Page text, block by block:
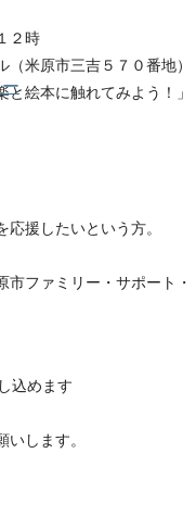
２時
（米原市三吉５７０番地）
と絵本に触れてみよう！」
援したいという方。
ファミリー・サポート・
込めます
します。